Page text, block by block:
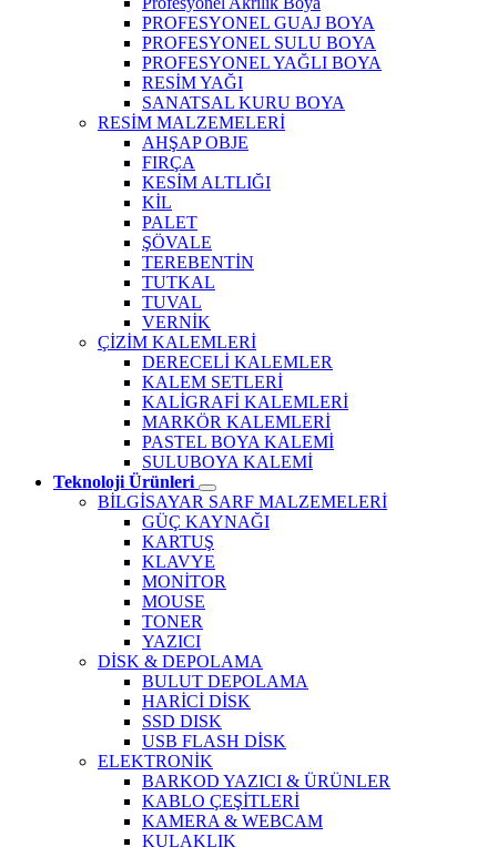
PROFESYONEL GUAJ BOYA
PROFESYONEL SULU BOYA
PROFESYONEL YAĞLI BOYA
RESİM YAĞI
SANATSAL KURU BOYA
RESİM MALZEMELERİ
AHŞAP OBJE
FIRÇA
KESİM ALTLIĞI
KİL
PALET
ŞÖVALE
TEREBENTİN
TUTKAL
TUVAL
VERNİK
ÇİZİM KALEMLERİ
DERECELİ KALEMLER
KALEM SETLERİ
KALİGRAFİ KALEMLERİ
MARKÖR KALEMLERİ
PASTEL BOYA KALEMİ
SULUBOYA KALEMİ
Teknoloji Ürünleri
BİLGİSAYAR SARF MALZEMELERİ
GÜÇ KAYNAĞI
KARTUŞ
KLAVYE
MONİTOR
MOUSE
TONER
YAZICI
DİSK & DEPOLAMA
BULUT DEPOLAMA
HARİCİ DİSK
SSD DISK
USB FLASH DİSK
ELEKTRONİK
BARKOD YAZICI & ÜRÜNLER
KABLO ÇEŞİTLERİ
KAMERA & WEBCAM
KULAKLIK